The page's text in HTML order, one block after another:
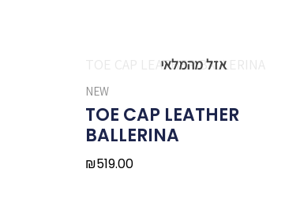
NEW
TOE CAP LEATHER
BALLERINA
₪519.00